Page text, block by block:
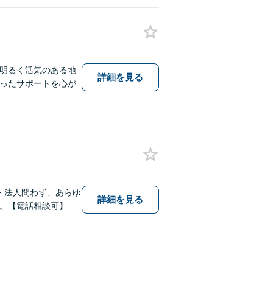
るく活気のある地
たサポートを心が
詳細を見る
法人問わず、あらゆ
【電話相談可】
詳細を見る